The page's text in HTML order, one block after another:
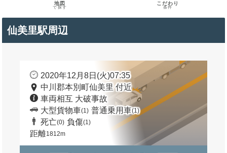
地図
で探す
こだわり
条件
仙美里駅周辺
2020年12月8日(火)07:35
中川郡本別町仙美里 付近
車両相互 大破事故
大型貨物車(1) 普通乗用車(1)
死亡(0) 負傷(1)
距離1812m